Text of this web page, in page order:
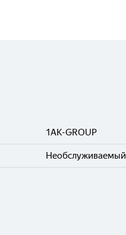
1AK-GROUP
Необслуживаемый